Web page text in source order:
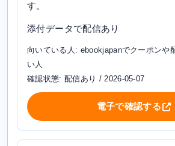
す。
添付データで配信あり
向いている人: ebookjapanでクーポンや
い人
確認状態: 配信あり / 2026-05-07
電子で確認する